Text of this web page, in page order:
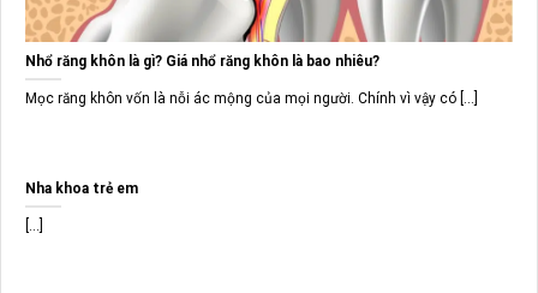
Nhổ răng khôn là gì? Giá nhổ răng khôn là bao nhiêu?
Mọc răng khôn vốn là nỗi ác mộng của mọi người. Chính vì vậy có [...]
Nha khoa trẻ em